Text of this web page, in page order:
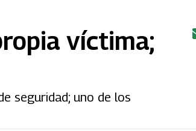
víctima;
seguridad; uno de los